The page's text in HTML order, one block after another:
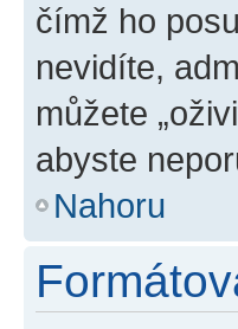
čímž ho
nevidíte,
můžete
abyste
Nahoru